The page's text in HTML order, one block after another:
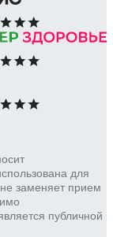
для
заменяет прием
публичной